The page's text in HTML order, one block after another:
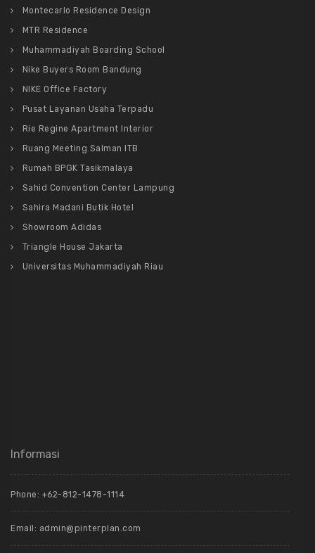
Montecarlo Residence Design
MTR Residence
Muhammadiyah Boarding School
Nike Buyers Room Bandung
NIKE Office Factory
Pusat Layanan Usaha Terpadu
Rie Regine Apartment Interior
Ruang Meeting Salman ITB
Rumah BPGK Tasikmalaya
Sahid Convention Center Lampung
Sahira Madani Butik Hotel
Showroom Adidas
Triangle House Jakarta
Universitas Muhammadiyah Riau
Informasi
Phone: +62-812-1478-1114
Email: admin@pinterplan.com